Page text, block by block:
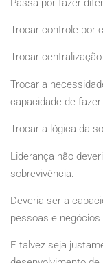
Passa por fazer
Trocar controle por
Trocar
Trocar a
capacidade de
Trocar a lógica da
Liderança não
sobrevivência.
Deveria ser a
pessoas e
E talvez seja